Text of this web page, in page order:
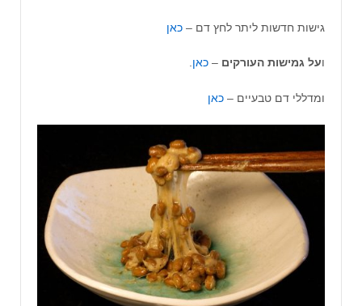
גישות חדשות ליתר לחץ דם – כאן
ועל גמישות העורקים – כאן.
ומדללי דם טבעיים – כאן